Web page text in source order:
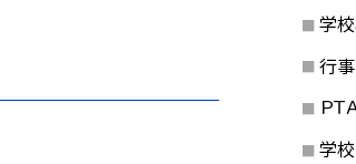
学
行
ＰＴ
学